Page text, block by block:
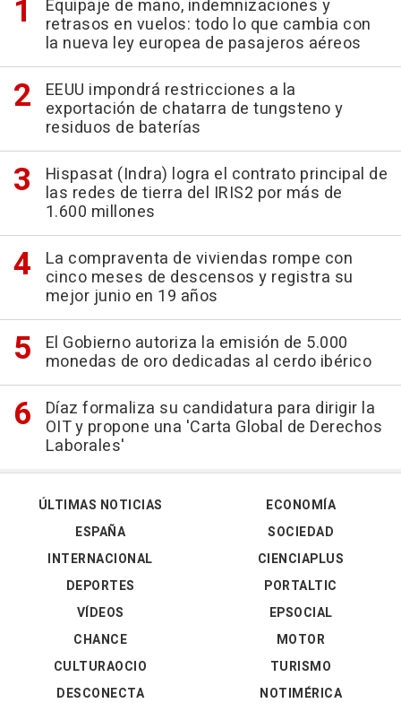
Equipaje de mano, indemnizaciones y
retrasos en vuelos: todo lo que cambia con
la nueva ley europea de pasajeros aéreos
EEUU impondrá restricciones a la
exportación de chatarra de tungsteno y
residuos de baterías
Hispasat (Indra) logra el contrato principal de
las redes de tierra del IRIS2 por más de
1.600 millones
La compraventa de viviendas rompe con
cinco meses de descensos y registra su
mejor junio en 19 años
El Gobierno autoriza la emisión de 5.000
monedas de oro dedicadas al cerdo ibérico
Díaz formaliza su candidatura para dirigir la
OIT y propone una 'Carta Global de Derechos
Laborales'
ÚLTIMAS NOTICIAS
ESPAÑA
INTERNACIONAL
DEPORTES
VÍDEOS
ECONOMÍA
SOCIEDAD
CIENCIAPLUS
PORTALTIC
EPSOCIAL
CHANCE
CULTURAOCIO
DESCONECTA
MOTOR
TURISMO
NOTIMÉRICA